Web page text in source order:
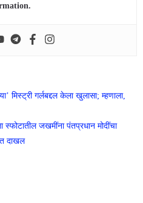
गर्लबद्दल केला खुलासा; म्हणाला,
जखमींना पंतप्रधान मोदींचा
दाखल